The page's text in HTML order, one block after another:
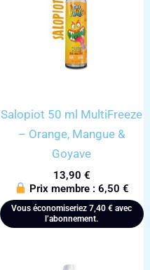
Salopiot 50 ml MultiFreeze
– Orange, Mangue &
Goyave
13,90 €
Prix membre :6,50€
Vous économiseriez7,40€ avec
l’abonnement.